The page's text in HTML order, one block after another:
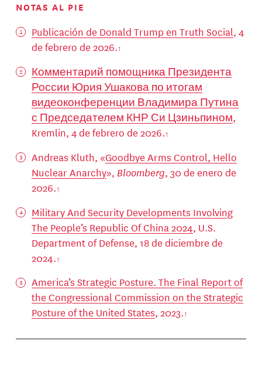
NOTAS AL PIE
Publicación de Donald Trump en Truth Social, 4
de febrero de 2026.
Комментарий помощника Президента
России Юрия Ушакова по итогам
видеоконференции Владимира Путина
с Председателем КНР Си Цзиньпином,
Kremlin, 4 de febrero de 2026.
Andreas Kluth, «Goodbye Arms Control, Hello
Nuclear Anarchy», Bloomberg, 30 de enero de
2026.
Military And Security Developments Involving
The People’s Republic Of China 2024, U.S.
Department of Defense, 18 de diciembre de
2024.
America’s Strategic Posture. The Final Report of
the Congressional Commission on the Strategic
Posture of the United States, 2023.